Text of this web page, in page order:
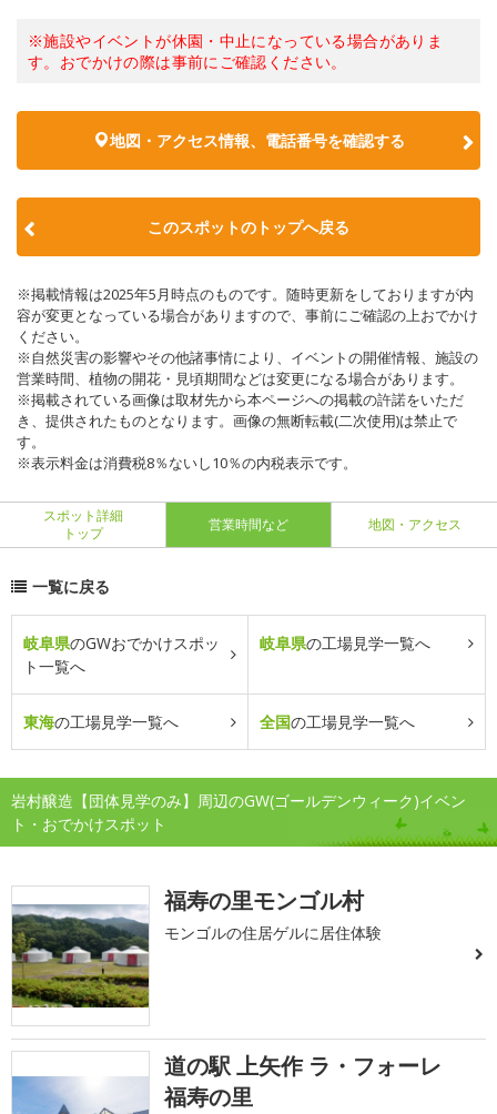
※施設やイベントが休園・中止になっている場合がありま
す。おでかけの際は事前にご確認ください。
地図・アクセス情報、電話番号を確認する
このスポットのトップへ戻る
※掲載情報は2025年5月時点のものです。随時更新をしておりますが内
容が変更となっている場合がありますので、事前にご確認の上おでかけ
ください。
※自然災害の影響やその他諸事情により、イベントの開催情報、施設の
営業時間、植物の開花・見頃期間などは変更になる場合があります。
※掲載されている画像は取材先から本ページへの掲載の許諾をいただ
き、提供されたものとなります。画像の無断転載(二次使用)は禁止で
す。
※表示料金は消費税8％ないし10％の内税表示です。
スポット詳細
トップ
営業時間など 地図・アクセス
一覧に戻る
岐阜県のGWおでかけスポッ
ト一覧へ
岐阜県の工場見学一覧へ
東海の工場見学一覧へ 全国の工場見学一覧へ
岩村醸造【団体見学のみ】周辺のGW(ゴールデンウィーク)イベン
ト・おでかけスポット
福寿の里モンゴル村
モンゴルの住居ゲルに居住体験
道の駅 上矢作 ラ・フォーレ
福寿の里